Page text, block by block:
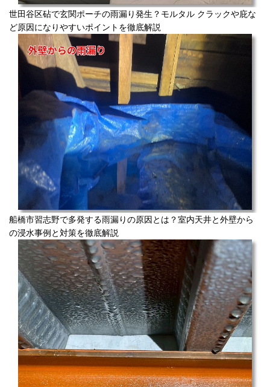
世田谷区砧で玄関ポーチの雨漏り発生？モルタル クラックや庇な
ど原因になりやすいポイントを徹底解説
船橋市習志野で多発する雨漏りの原因とは？室内天井と外壁から
の浸水事例と対策を徹底解説